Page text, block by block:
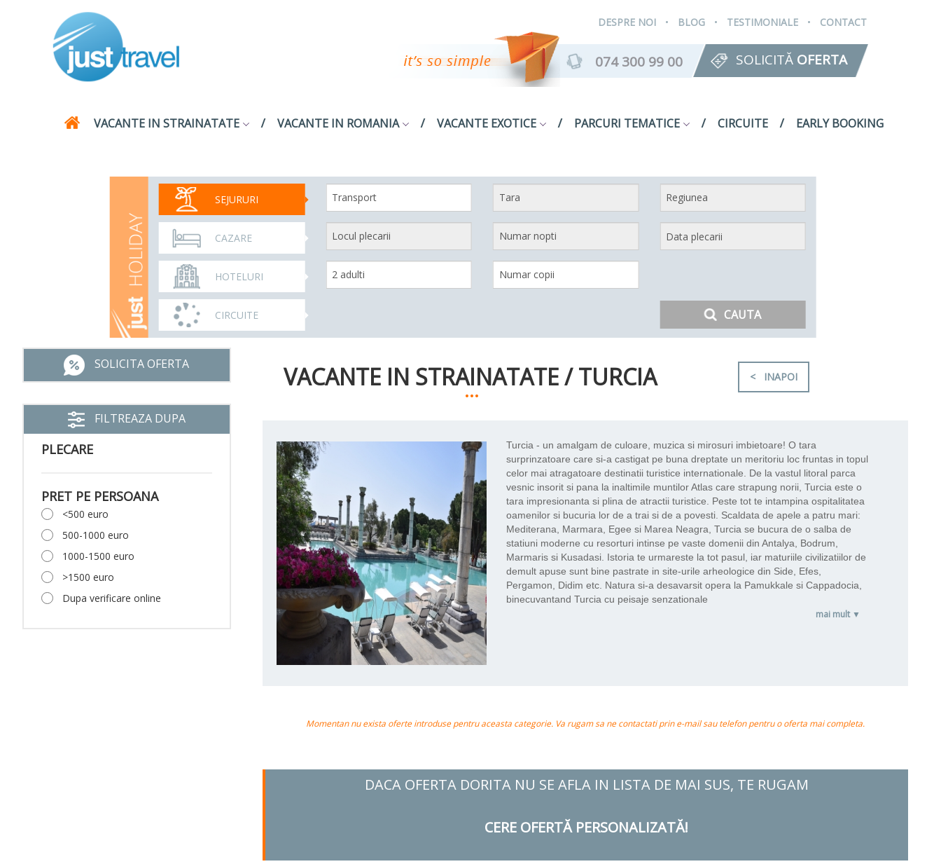
DESPRE NOI . BLOG . TESTIMONIALE . CONTACT
074 300 99 00 SOLICITĂ OFERTA
VACANTE IN STRAINATATE VACANTE IN ROMANIA VACANTE EXOTICE PARCURI TEMATICE CIRCUITE EARLY BOOKING
SEJURURI
CAZARE
HOTELURI
CIRCUITE CAUTA
SOLICITA OFERTA
FILTREAZA DUPA
PLECARE
PRET PE PERSOANA
<500 euro
500-1000 euro
1000-1500 euro
>1500 euro
Dupa verificare online
VACANTE IN STRAINATATE/TURCIA
...
< INAPOI
Turcia - un amalgam de culoare, muzica si mirosuri imbietoare! O tara
surprinzatoare care si-a castigat pe buna dreptate un meritoriu loc fruntas in topul
celor mai atragatoare destinatii turistice internationale. De la vastul litoral parca
vesnic insorit si pana la inaltimile muntilor Atlas care strapung norii, Turcia este o
tara impresionanta si plina de atractii turistice. Peste tot te intampina ospitalitatea
oamenilor si bucuria lor de a trai si de a povesti. Scaldata de apele a patru mari:
Mediterana, Marmara, Egee si Marea Neagra, Turcia se bucura de o salba de
statiuni moderne cu resorturi intinse pe vaste domenii din Antalya, Bodrum,
Marmaris si Kusadasi. Istoria te urmareste la tot pasul, iar maturiile civilizatiilor de
demult apuse sunt bine pastrate in site-urile arheologice din Side, Efes,
Pergamon, Didim etc. Natura si-a desavarsit opera la Pamukkale si Cappadocia,
binecuvantand Turcia cu peisaje senzationale
mai mult ▼
Momentan nu exista oferte introduse pentru aceasta categorie. Va rugam sa ne contactati prin e-mail sau telefon pentru o oferta mai completa.
DACA OFERTA DORITA NU SE AFLA IN LISTA DE MAI SUS, TE RUGAM
CERE OFERTĂ PERSONALIZATĂ!